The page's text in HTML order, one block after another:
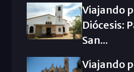
Viajando
Diócesis:
San...
Viajando